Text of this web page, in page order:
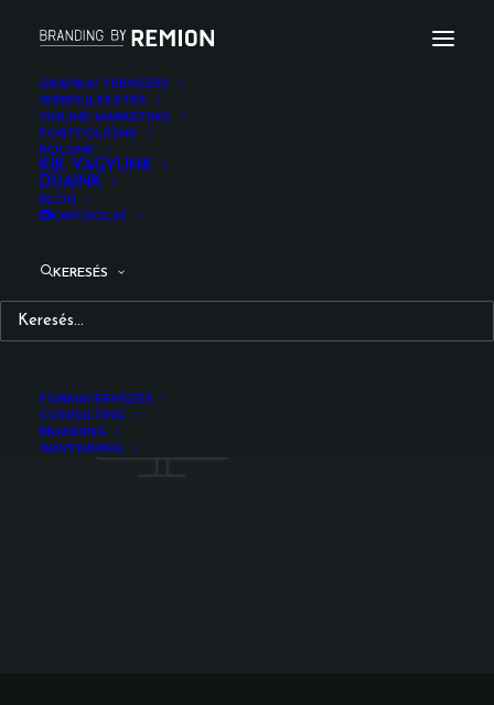
GRAFIKAI TERVEZÉS
WEBFEJLESZTÉS
ONLINE MARKETING
PORTFÓLIÓNK
RÓLUNK
KIK VAGYUNK
DÍJAINK
BLOG
KAPCSOLAT
KERESÉS
FORMATERVEZÉS
CONSULTING
BRANDING
WAYFINDING
tervezés_design_remion_design_branding_upd
Kezdőlap
tervezés_design_remion_design_branding_upd